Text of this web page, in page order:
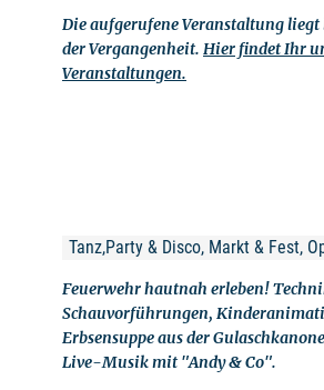
Die aufgerufene Veranstaltung
der Vergangenheit. Hier findet Ihr
Veranstaltungen.
Tanz,Party & Disco, Markt & Fest,
Feuerwehr hautnah erleben!
Schauvorführungen,
Erbsensuppe aus der
Live-Musik mit "Andy & Co".